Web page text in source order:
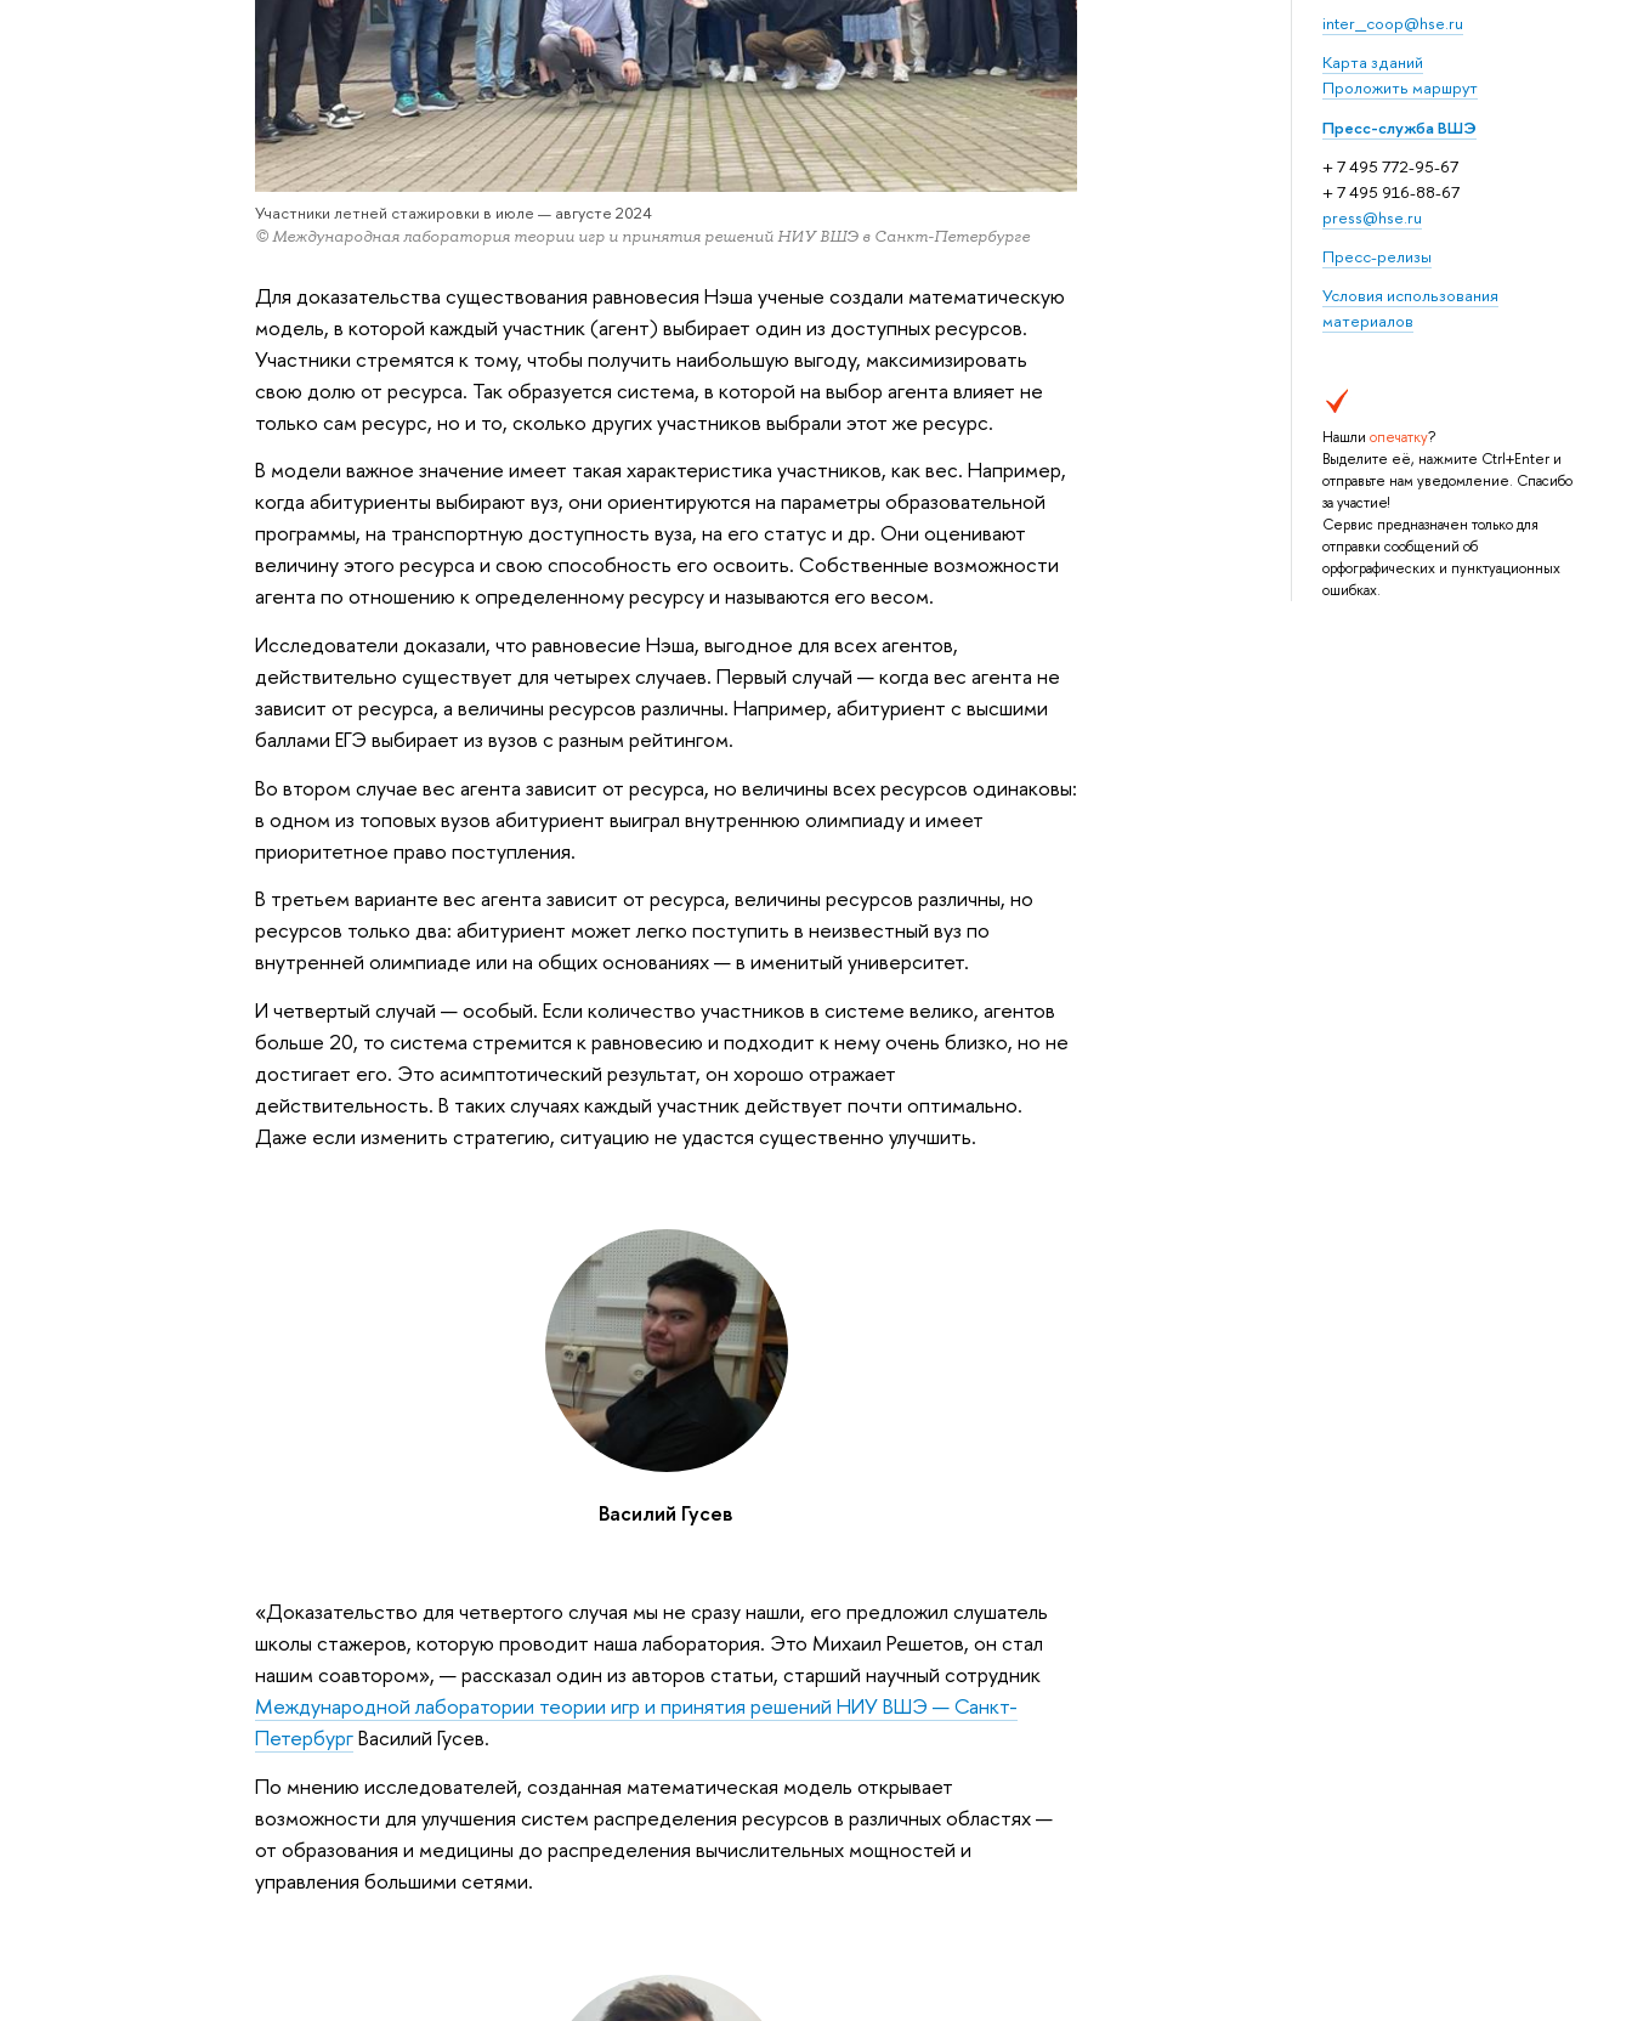
inter_coop@hse.ru
Карта зданий
Проложить маршрут
Пресс-служба ВШЭ
+ 7 495 772-95-67
+ 7 495 916-88-67
press@hse.ru
Пресс-релизы
Условия использования
материалов
Нашли опечатку?
Выделите её, нажмите Ctrl+Enter и
отправьте нам уведомление. Спасибо
за участие!
Сервис предназначен только для
отправки сообщений об
орфографических и пунктуационных
ошибках.
Участники летней стажировки в июле — августе 2024
© Международная лаборатория теории игр и принятия решений НИУ ВШЭ в Санкт-Петербурге
Для доказательства существования равновесия Нэша ученые создали математическую
модель, в которой каждый участник (агент) выбирает один из доступных ресурсов.
Участники стремятся к тому, чтобы получить наибольшую выгоду, максимизировать
свою долю от ресурса. Так образуется система, в которой на выбор агента влияет не
только сам ресурс, но и то, сколько других участников выбрали этот же ресурс.
В модели важное значение имеет такая характеристика участников, как вес. Например,
когда абитуриенты выбирают вуз, они ориентируются на параметры образовательной
программы, на транспортную доступность вуза, на его статус и др. Они оценивают
величину этого ресурса и свою способность его освоить. Собственные возможности
агента по отношению к определенному ресурсу и называются его весом.
Исследователи доказали, что равновесие Нэша, выгодное для всех агентов,
действительно существует для четырех случаев. Первый случай — когда вес агента не
зависит от ресурса, а величины ресурсов различны. Например, абитуриент с высшими
баллами ЕГЭ выбирает из вузов с разным рейтингом.
Во втором случае вес агента зависит от ресурса, но величины всех ресурсов одинаковы:
в одном из топовых вузов абитуриент выиграл внутреннюю олимпиаду и имеет
приоритетное право поступления.
В третьем варианте вес агента зависит от ресурса, величины ресурсов различны, но
ресурсов только два: абитуриент может легко поступить в неизвестный вуз по
внутренней олимпиаде или на общих основаниях — в именитый университет.
И четвертый случай — особый. Если количество участников в системе велико, агентов
больше 20, то система стремится к равновесию и подходит к нему очень близко, но не
достигает его. Это асимптотический результат, он хорошо отражает
действительность. В таких случаях каждый участник действует почти оптимально.
Даже если изменить стратегию, ситуацию не удастся существенно улучшить.
Василий Гусев
«Доказательство для четвертого случая мы не сразу нашли, его предложил слушатель
школы стажеров, которую проводит наша лаборатория. Это Михаил Решетов, он стал
нашим соавтором», — рассказал один из авторов статьи, старший научный сотрудник
Международной лаборатории теории игр и принятия решений НИУ ВШЭ — Санкт-
ПетербургВасилий Гусев.
По мнению исследователей, созданная математическая модель открывает
возможности для улучшения систем распределения ресурсов в различных областях —
от образования и медицины до распределения вычислительных мощностей и
управления большими сетями.